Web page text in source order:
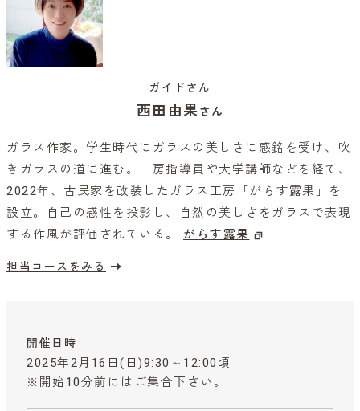
ガイドさん
西田由果 さん
ガラス作家。学生時代にガラスの美しさに感銘を受け、吹
きガラスの道に進む。工房指導員や大学講師などを経て、
2022年、古民家を改装したガラス工房「がらす露果」を
設立。自己の感性を投影し、自然の美しさをガラスで表現
する作風が評価されている。 がらす露果
担当コースをみる
開催日時
2025年2月16日(日)9:30～12:00頃
※開始10分前にはご集合下さい。